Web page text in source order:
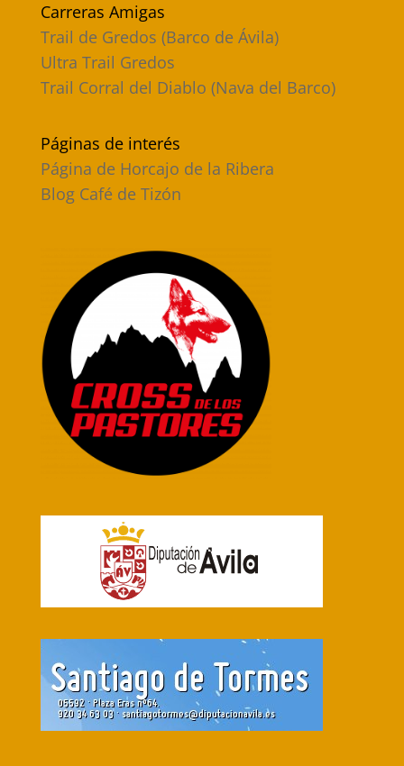
Carreras Amigas
Trail de Gredos (Barco de Ávila)
Ultra Trail Gredos
Trail Corral del Diablo (Nava del Barco)
Páginas de interés
Página de Horcajo de la Ribera
Blog Café de Tizón